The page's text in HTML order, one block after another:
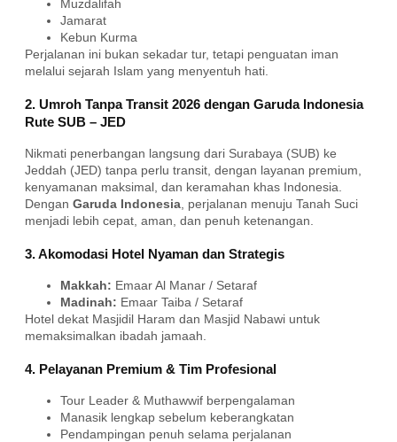
Muzdalifah
Jamarat
Kebun Kurma
Perjalanan ini bukan sekadar tur, tetapi penguatan iman
melalui sejarah Islam yang menyentuh hati.
2. Umroh Tanpa Transit 2026 dengan Garuda Indonesia
Rute SUB – JED
Nikmati penerbangan langsung dari Surabaya (SUB) ke
Jeddah (JED) tanpa perlu transit, dengan layanan premium,
kenyamanan maksimal, dan keramahan khas Indonesia.
Dengan Garuda Indonesia , perjalanan menuju Tanah Suci
menjadi lebih cepat, aman, dan penuh ketenangan.
3. Akomodasi Hotel Nyaman dan Strategis
Makkah: Emaar Al Manar / Setaraf
Madinah: Emaar Taiba / Setaraf
Hotel dekat Masjidil Haram dan Masjid Nabawi untuk
memaksimalkan ibadah jamaah.
4. Pelayanan Premium & Tim Profesional
Tour Leader & Muthawwif berpengalaman
Manasik lengkap sebelum keberangkatan
Pendampingan penuh selama perjalanan